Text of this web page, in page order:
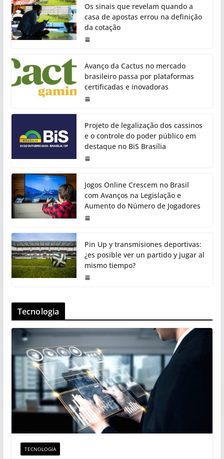
Os sinais que revelam quando a
casa de apostas errou na definição
da cotação
Avanço da Cactus no mercado
brasileiro passa por plataformas
certificadas e inovadoras
Projeto de legalização dos cassinos
e o controle do poder público em
destaque no BiS Brasília
Jogos Online Crescem no Brasil
com Avanços na Legislação e
Aumento do Número de Jogadores
Pin Up y transmisiones deportivas:
¿es posible ver un partido y jugar al
mismo tiempo?
Tecnologia
TECNOLOGIA